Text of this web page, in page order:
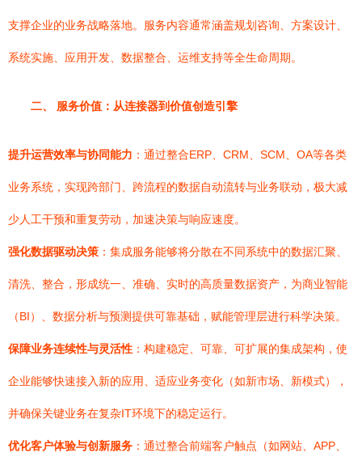
支撑企业的业务战略落地。服务内容通常涵盖规划咨询、方案设计、
系统实施、应用开发、数据整合、运维支持等全生命周期。
二、 服务价值：从连接器到价值创造引擎
提升运营效率与协同能力 ：通过整合ERP、CRM、SCM、OA等各类
业务系统，实现跨部门、跨流程的数据自动流转与业务联动，极大减
少人工干预和重复劳动，加速决策与响应速度。
强化数据驱动决策 ：集成服务能够将分散在不同系统中的数据汇聚、
清洗、整合，形成统一、准确、实时的高质量数据资产，为商业智能
（BI）、数据分析与预测提供可靠基础，赋能管理层进行科学决策。
保障业务连续性与灵活性 ：构建稳定、可靠、可扩展的集成架构，使
企业能够快速接入新的应用、适应业务变化（如新市场、新模式），
并确保关键业务在复杂IT环境下的稳定运行。
优化客户体验与创新服务 ：通过整合前端客户触点（如网站、APP、